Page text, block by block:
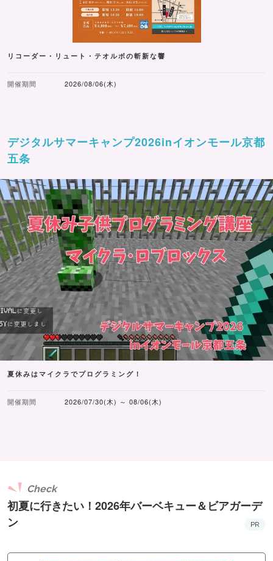
リコーダー・リュート・テオルボの斬新な響
開催期間 2026/08/06(木)
デジタルサマーキャンプ2026inイオンモール京都
五条
夏休みはマイクラでプログラミング！
開催期間 2026/07/30(木) ～ 08/06(木)
初夏に行きたい！2026年バーベキュー＆ビアガーデ
ン
Check
PR